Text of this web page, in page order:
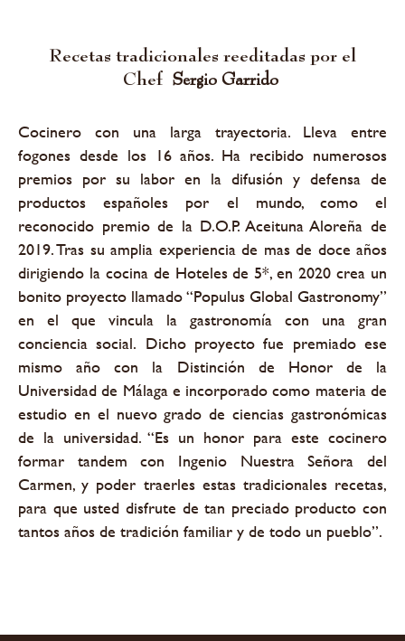
Recetas tradicionales reeditadas por el
Chef Sergio Garrido
Cocinero con una larga trayectoria. Lleva entre
fogones desde los 16 años. Ha recibido numerosos
premios por su labor en la difusión y defensa de
productos españoles por el mundo, como el
reconocido premio de la D.O.P. Aceituna Aloreña de
2019. Tras su amplia experiencia de mas de doce años
dirigiendo la cocina de Hoteles de 5*, en 2020 crea un
bonito proyecto llamado “Populus Global Gastronomy”
en el que vincula la gastronomía con una gran
conciencia social. Dicho proyecto fue premiado ese
mismo año con la Distinción de Honor de la
Universidad de Málaga e incorporado como materia de
estudio en el nuevo grado de ciencias gastronómicas
de la universidad. “Es un honor para este cocinero
formar tandem con Ingenio Nuestra Señora del
Carmen, y poder traerles estas tradicionales recetas,
para que usted disfrute de tan preciado producto con
tantos años de tradición familiar y de todo un pueblo”.